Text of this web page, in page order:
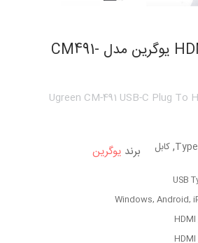
مبدل USB-C به HDMI یوگرین مدل CM491-
Ugreen CM-491 USB-C Plug
,کابل برند یوگرین